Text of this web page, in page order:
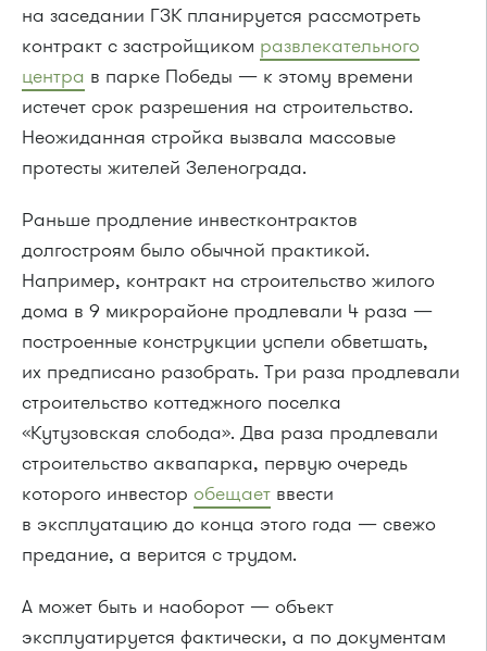
на заседании ГЗК планируется рассмотреть
контракт с застройщиком развлекательного
центра в парке Победы — к этому времени
истечет срок разрешения на строительство.
Неожиданная стройка вызвала массовые
протесты жителей Зеленограда.
Раньше продление инвестконтрактов
долгостроям было обычной практикой.
Например, контракт на строительство жилого
дома в 9 микрорайоне продлевали 4 раза —
построенные конструкции успели обветшать,
их предписано разобрать. Три раза продлевали
строительство коттеджного поселка
«Кутузовская слобода». Два раза продлевали
строительство аквапарка, первую очередь
которого инвестор обещает ввести
в эксплуатацию до конца этого года — свежо
предание, а верится с трудом.
А может быть и наоборот — объект
эксплуатируется фактически, а по документам